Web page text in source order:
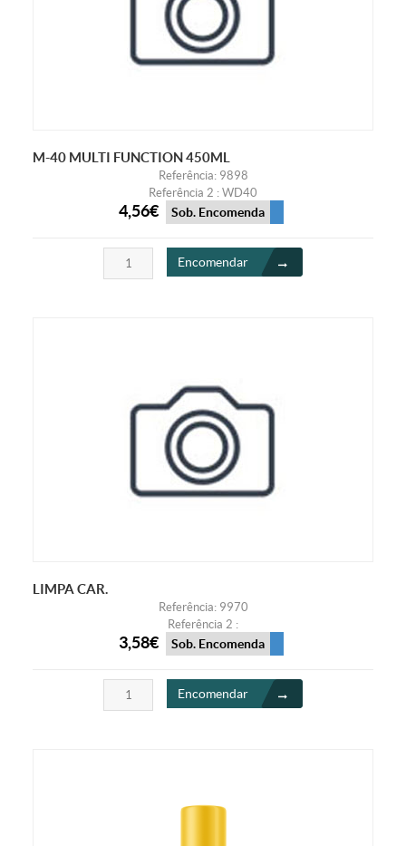
M-40 MULTI FUNCTION 450ML
Referência: 9898
Referência 2 : WD40
4,56€ Sob. Encomenda
Encomendar
LIMPA CAR.
Referência: 9970
Referência 2 :
3,58€ Sob. Encomenda
Encomendar